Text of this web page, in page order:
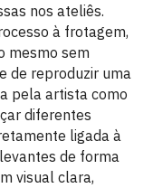
nos ateliês.
à frotagem,
mesmo sem
de reproduzir uma
pela artista como
diferentes
ligada à
de forma
visual clara,